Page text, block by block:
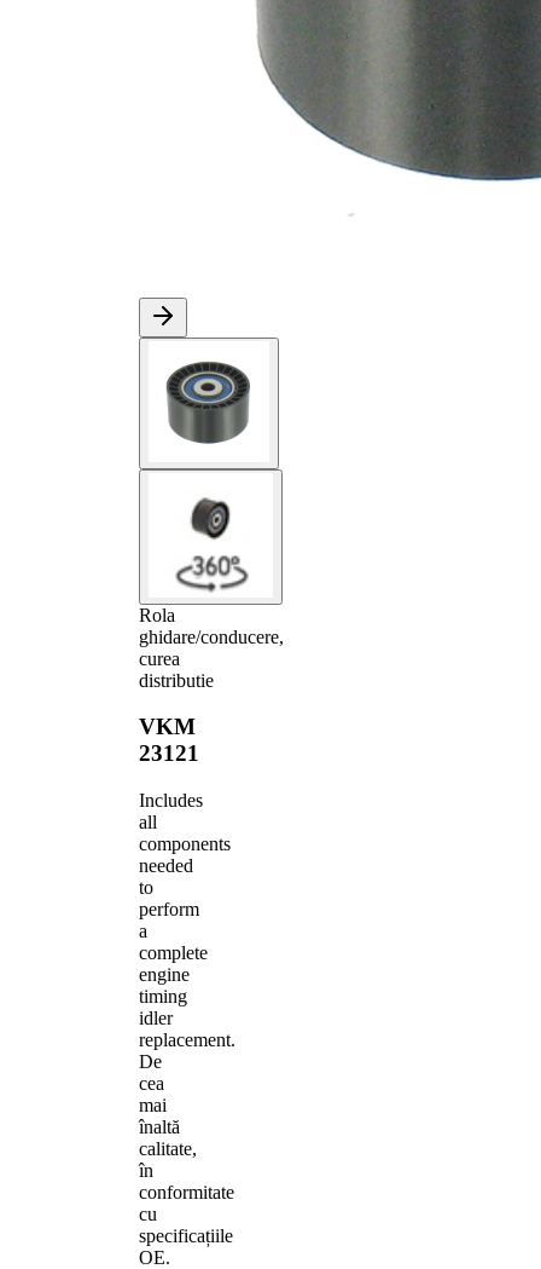
Rola
ghidare/conducere,
curea
distributie
VKM
23121
Includes
all
components
needed
to
perform
a
complete
engine
timing
idler
replacement.
De
cea
mai
înaltă
calitate,
în
conformitate
cu
specificațiile
OE.